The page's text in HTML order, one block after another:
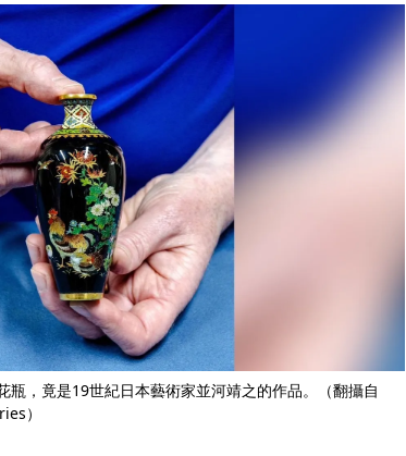
瓶，竟是19世紀日本藝術家並河靖之的作品。（翻攝自
）